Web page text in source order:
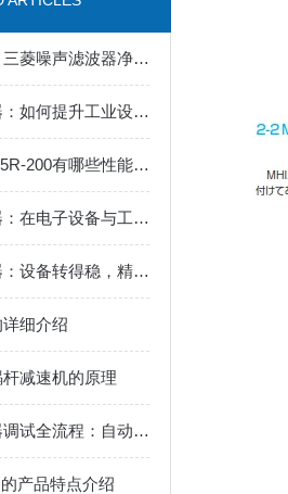
抗干扰实力派！三菱噪声滤波器净化电路环境
三菱伺服驱动器：如何提升工业设备的精确控制与效率
减速机SEHV125R-200有哪些性能参数和特点呢？
三菱噪声滤波器：在电子设备与工业自动化中实现电磁兼容性提升的关键工具
三菱伺服驱动器：设备转得稳，精度才靠谱
细介绍
减速机的原理
三菱伺服驱动器调试全流程：自动增益、共振抑制参数设置详解
产品特点介绍